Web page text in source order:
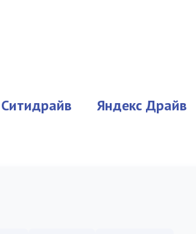
Ситидрайв Яндекс Драйв